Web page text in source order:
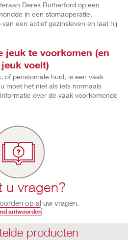
Derek Rutherford op een
in een stomaoperatie.
een actief gezinsleven en laat hij
jeuk te voorkomen (en
voelt)
of peristomale huid, is een vaak
moet het niet als iets normaals
over de vaak voorkomende
u vragen?
op al uw vragen.
antwoorden
producten